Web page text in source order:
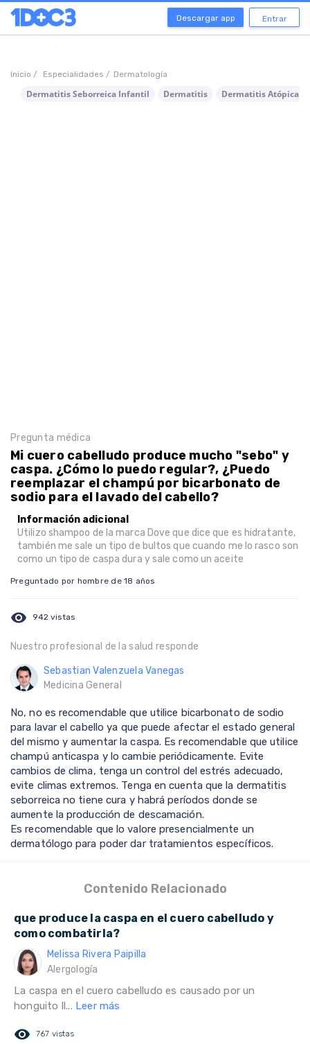
Descargar app Entrar
Inicio / Especialidades / Dermatología
Dermatitis Seborreica Infantil Dermatitis Dermatitis Atópica
Pregunta médica
Mi cuero cabelludo produce mucho "sebo" y
caspa. ¿Cómo lo puedo regular?, ¿Puedo
reemplazar el champú por bicarbonato de
sodio para el lavado del cabello?
Información adicional
Utilizo shampoo de la marca Dove que dice que es hidratante,
también me sale un tipo de bultos que cuando me lo rasco son
como un tipo de caspa dura y sale como un aceite
Preguntado por hombre de 18 años
visibility 942 vistas
Nuestro profesional de la salud responde
Sebastian Valenzuela Vanegas
Medicina General
No, no es recomendable que utilice bicarbonato de sodio
para lavar el cabello ya que puede afectar el estado general
del mismo y aumentar la caspa. Es recomendable que utilice
champú anticaspa y lo cambie periódicamente. Evite
cambios de clima, tenga un control del estrés adecuado,
evite climas extremos. Tenga en cuenta que la dermatitis
seborreica no tiene cura y habrá períodos donde se
aumente la producción de descamación.
Es recomendable que lo valore presencialmente un
dermatólogo para poder dar tratamientos específicos.
Contenido Relacionado
que produce la caspa en el cuero cabelludo y
como combatirla?
Melissa Rivera Paipilla
Alergología
La caspa en el cuero cabelludo es causado por un
honguito ll... Leer más
remove_red_eye 767 vistas